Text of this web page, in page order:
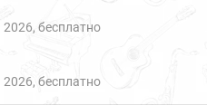
2026 Бесплатно
2026 Бесплатно